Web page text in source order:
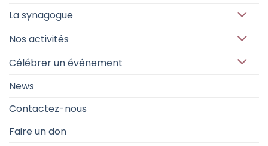
La synagogue
Nos activités
Célébrer un événement
News
Contactez-nous
Faire un don